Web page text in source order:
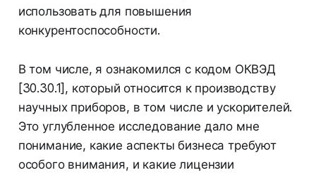
использовать для повышения
конкурентоспособности.
В том числе, я ознакомился с кодом ОКВЭД
[30.30.1], который относится к производству
научных приборов, в том числе и ускорителей.
Это углубленное исследование дало мне
понимание, какие аспекты бизнеса требуют
особого внимания, и какие лицензии